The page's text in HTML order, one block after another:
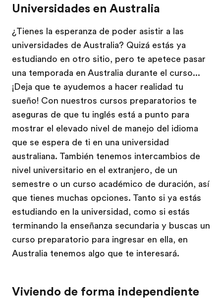
Universidades en Australia
¿Tienes la esperanza de poder asistir a las
universidades de Australia? Quizá estás ya
estudiando en otro sitio, pero te apetece pasar
una temporada en Australia durante el curso...
¡Deja que te ayudemos a hacer realidad tu
sueño! Con nuestros cursos preparatorios te
aseguras de que tu inglés está a punto para
mostrar el elevado nivel de manejo del idioma
que se espera de ti en una universidad
australiana. También tenemos intercambios de
nivel universitario en el extranjero, de un
semestre o un curso académico de duración, así
que tienes muchas opciones. Tanto si ya estás
estudiando en la universidad, como si estás
terminando la enseñanza secundaria y buscas un
curso preparatorio para ingresar en ella, en
Australia tenemos algo que te interesará.
Viviendo de forma independiente